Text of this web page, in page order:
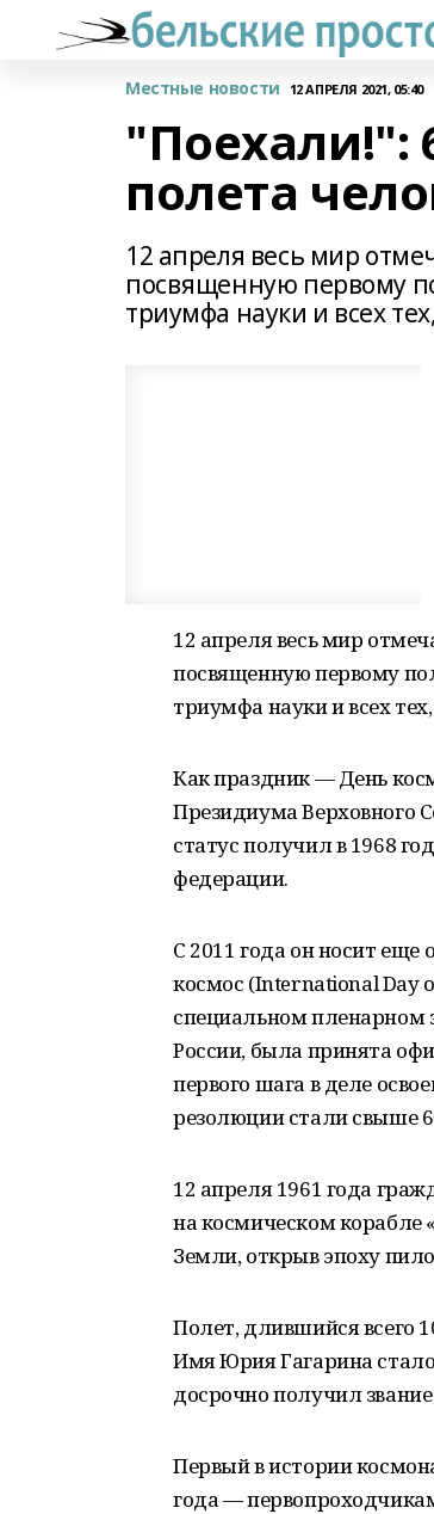
Местные новости 12 АПРЕЛЯ 2021, 05:40
"Поехали!":
полета
12 апреля весь мир
посвященную первому
триумфа науки и всех
12 апреля весь мир
посвященную первому
триумфа науки и всех
Как праздник — День
Президиума Верховного
статус получил в 1968
федерации.
С 2011 года он носит
космос (International Day
специальном пленарном
России, была принята
первого шага в деле
резолюции стали свыше
12 апреля 1961 года
на космическом корабле
Земли, открыв эпоху
Полет, длившийся всего
Имя Юрия Гагарина
досрочно получил
Первый в истории
года —